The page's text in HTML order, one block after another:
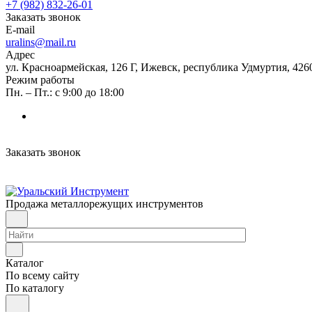
+7 (982) 832-26-01
Заказать звонок
E-mail
uralins@mail.ru
Адрес
ул. Красноармейская, 126 Г, Ижевск, республика Удмуртия,
Режим работы
Пн. – Пт.: с 9:00 до 18:00
Заказать звонок
Продажа металлорежущих инструментов
Каталог
По всему сайту
По каталогу